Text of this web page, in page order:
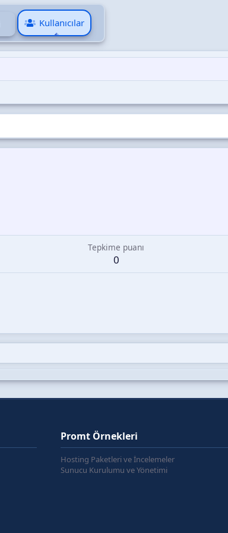
Kullanıcılar
Tepkime puanı
0
Promt Örnekleri
Hosting Paketleri ve İncelemeler
Sunucu Kurulumu ve Yönetimi